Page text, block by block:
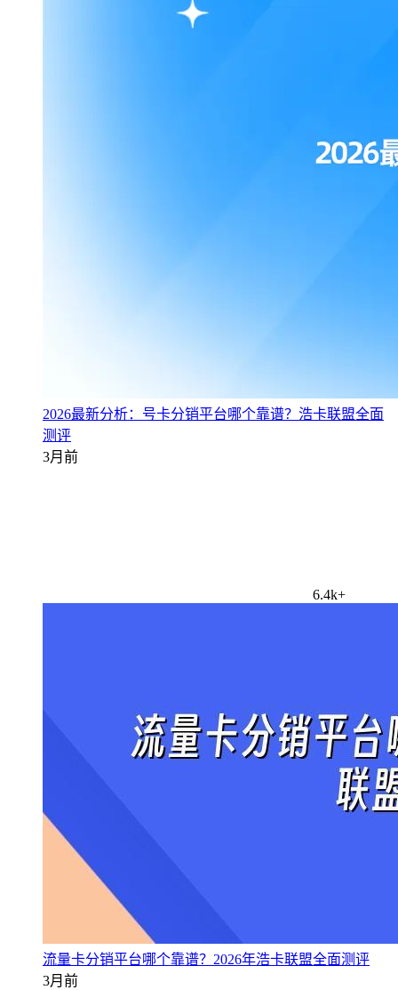
2026最新分析：号卡分销平台哪个靠谱？浩卡联盟全面
测评
3月前
6.4k+
流量卡分销平台哪个靠谱？2026年浩卡联盟全面测评
3月前